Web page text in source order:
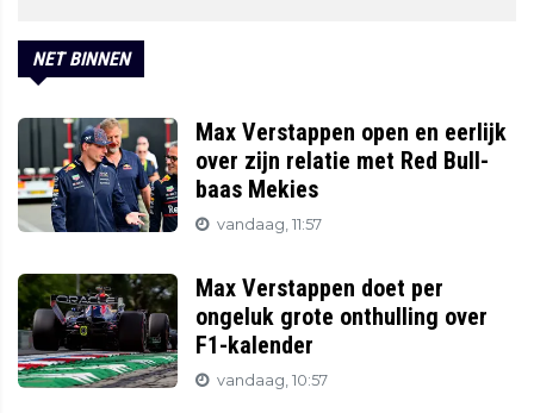
NET BINNEN
Max Verstappen open en eerlijk
over zijn relatie met Red Bull-
baas Mekies
vandaag, 11:57
Max Verstappen doet per
ongeluk grote onthulling over
F1-kalender
vandaag, 10:57